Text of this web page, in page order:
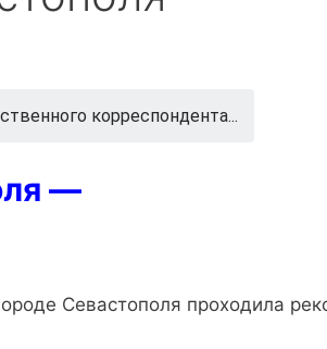
корреспондента...
—
Севастополя проходила